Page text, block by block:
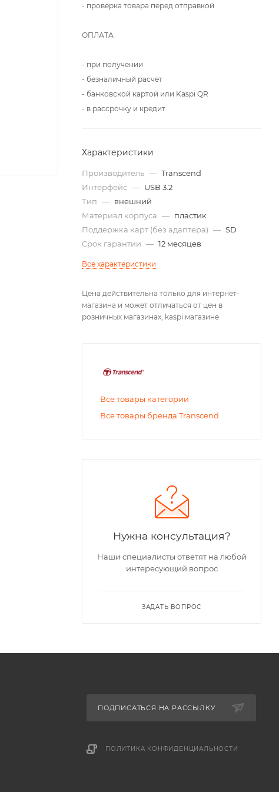
- проверка товара перед отправкой
ОПЛАТА
- при получении
- безналичный расчет
- банковской картой или Kaspi QR
- в рассрочку и кредит
Характеристики
Производитель — Transcend
Интерфейс — USB 3.2
Тип — внешний
Материал корпуса — пластик
Поддержка карт (без адаптера) — SD
Срок гарантии — 12 месяцев
Все характеристики
Цена действительна только для интернет-
магазина и может отличаться от цен в
розничных магазинах, kaspi магазине
Все товары категории
Все товары бренда Transcend
Нужна консультация?
Наши специалисты ответят на любой
интересующий вопрос
ЗАДАТЬ ВОПРОС
ПОДПИСАТЬСЯ НА РАССЫЛКУ
ПОЛИТИКА КОНФИДЕНЦИАЛЬНОСТИ